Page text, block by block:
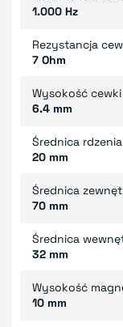
1.000 Hz
Rezystancja
7 Ohm
Wysokość cewki
6.4 mm
Średnica
20 mm
Średnica
70 mm
Średnica
32 mm
Wysokość
10 mm